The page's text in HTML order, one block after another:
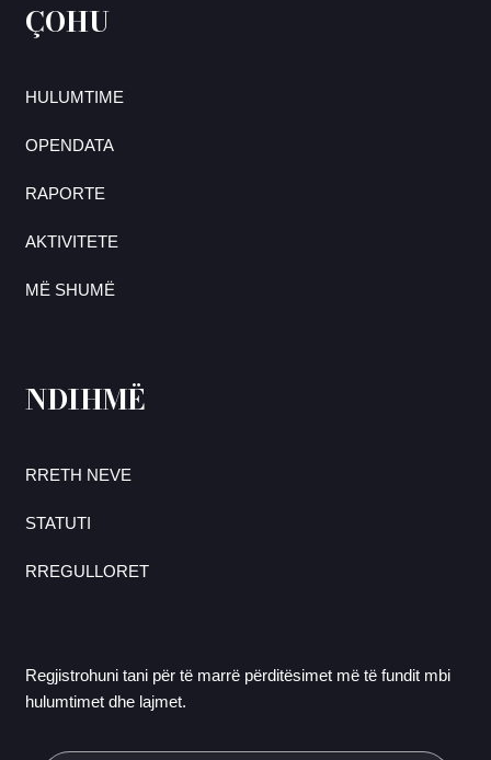
ÇOHU
HULUMTIME
OPENDATA
RAPORTE
AKTIVITETE
MË SHUMË
NDIHMË
RRETH NEVE
STATUTI
RREGULLORET
Regjistrohuni tani për të marrë përditësimet më të fundit mbi
hulumtimet dhe lajmet.